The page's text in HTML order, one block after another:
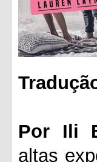
Por Ili
altas